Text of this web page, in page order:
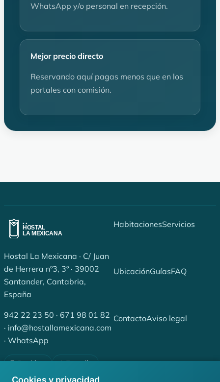
WhatsApp y/o personal en recepción.
Mejor precio directo
Reservando aquí pagas menos que en los
portales con comisión.
Hostal La Mexicana · C/ Juan
de Herrera nº3, 3º · 39002
Santander, Cantabria,
España
942 22 23 50 · 671 98 01 82
· info@hostallamexicana.com
· WhatsApp
Booking Expedia
Tripadvisor
HabitacionesServicios
UbicaciónGuíasFAQ
ContactoAviso legal
Cookies y privacidad